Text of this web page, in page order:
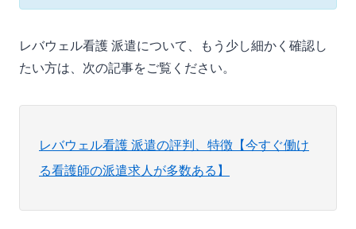
レバウェル看護 派遣について、もう少し細かく確認し
たい方は、次の記事をご覧ください。
レバウェル看護 派遣の評判、特徴【今すぐ働け
る看護師の派遣求人が多数ある】